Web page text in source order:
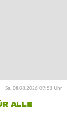
Sa. 08.08.2026 09:58 Uhr
ALLE